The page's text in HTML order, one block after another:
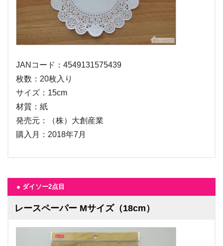
JANコード：4549131575439
枚数：20枚入り
サイズ：15cm
材質：紙
発売元：（株）大創産業
購入月：2018年7月
● ダイソー2点目
レースペーパー Mサイズ（18cm）